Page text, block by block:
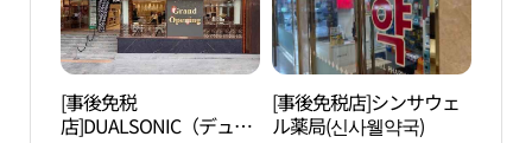
[事後免税
店]DUALSONIC（デュア
[事後免税店]シンサウェ
ル薬局(신사웰약국)